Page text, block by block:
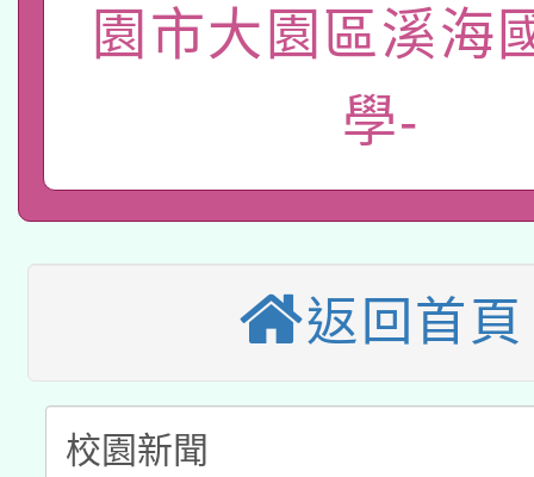
業技術研究院辦理「
用水績優單位及節水達
115年8月22日(星期六
桃園市孔廟祈福系列
2026年桃園地景藝術
本校115學年度第2次
招甄選結果公告(無人
招)
適應運動共學行動站研
本館辦理115年度閱讀
暨閱讀推動專業研習
科技賦能─人工智慧
礎課程
A3數位素養講師名單
「數位內容與教學軟體
園市大園區溪海
學-
返回首頁